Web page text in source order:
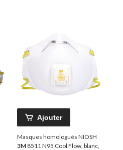
Ajouter
Masques homologués NIOSH
3M 8511 N95 Cool Flow, blanc,